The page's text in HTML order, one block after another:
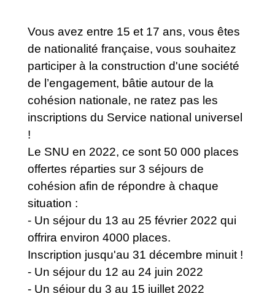
Vous avez entre 15 et 17 ans, vous êtes
de nationalité française, vous souhaitez
participer à la construction d'une société
de l’engagement, bâtie autour de la
cohésion nationale, ne ratez pas les
inscriptions du Service national universel
!
Le SNU en 2022, ce sont 50 000 places
offertes réparties sur 3 séjours de
cohésion afin de répondre à chaque
situation :
- Un séjour du 13 au 25 février 2022 qui
offrira environ 4000 places.
Inscription jusqu'au 31 décembre minuit !
- Un séjour du 12 au 24 juin 2022
- Un séjour du 3 au 15 juillet 2022